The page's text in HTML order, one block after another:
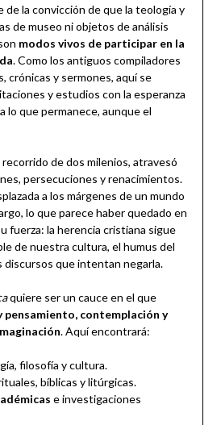
de la convicción de que la teología y
de museo ni objetos de análisis
modos vivos de participar en la
. Como los antiguos compiladores
crónicas y sermones, aquí se
y estudios con la esperanza
lo que permanece, aunque el
recorrido de dos milenios, atravesó
persecuciones y renacimientos.
a los márgenes de un mundo
lo que parece haber quedado en
fuerza: la herencia cristiana sigue
de nuestra cultura, el humus del
discursos que intentan negarla.
quiere ser un cauce en el que
pensamiento, contemplación y
. Aquí encontrará:
filosofía y cultura.
bíblicas y litúrgicas.
e investigaciones